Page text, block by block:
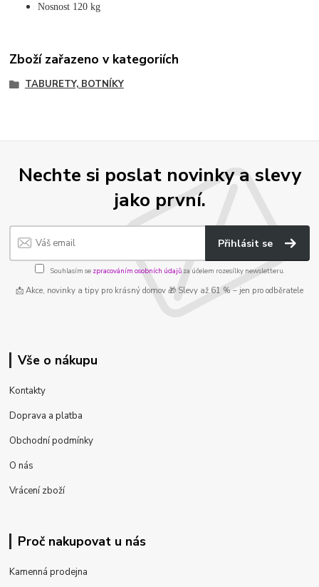
Nosnost 120 kg
Zboží zařazeno v kategoriích
TABURETY, BOTNÍKY
Nechte si poslat novinky a slevy
jako první.
Přihlásit se
Souhlasím se zpracováním osobních údajůza účelem rozesílky newsletteru.
📩 Akce, novinky a tipy pro krásný domov 🎁 Slevy až 61 % – jen pro odběratele
Vše o nákupu
Kontakty
Doprava a platba
Obchodní podmínky
O nás
Vrácení zboží
Proč nakupovat u nás
Kamenná prodejna